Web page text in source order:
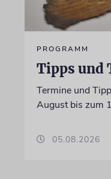
PROGRAMM
Tipps und
Termine und
August bis zum
05.08.2026